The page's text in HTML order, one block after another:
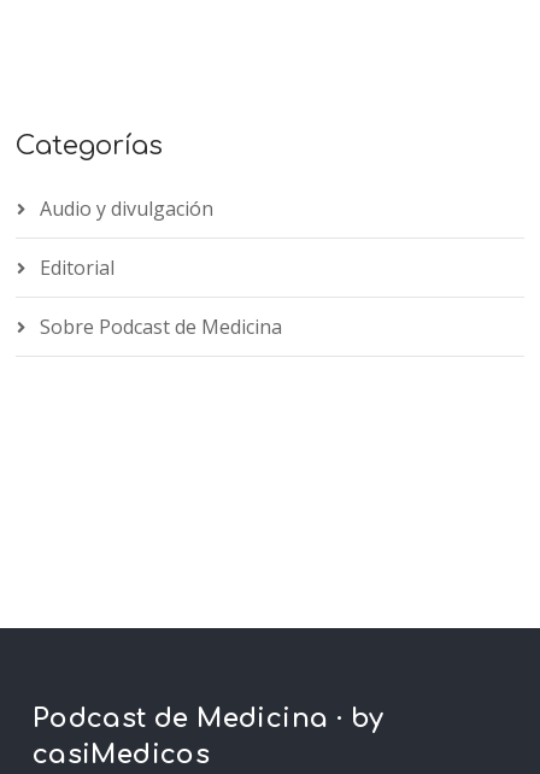
Categorías
Audio y divulgación
Editorial
Sobre Podcast de Medicina
Podcast de Medicina · by
casiMedicos